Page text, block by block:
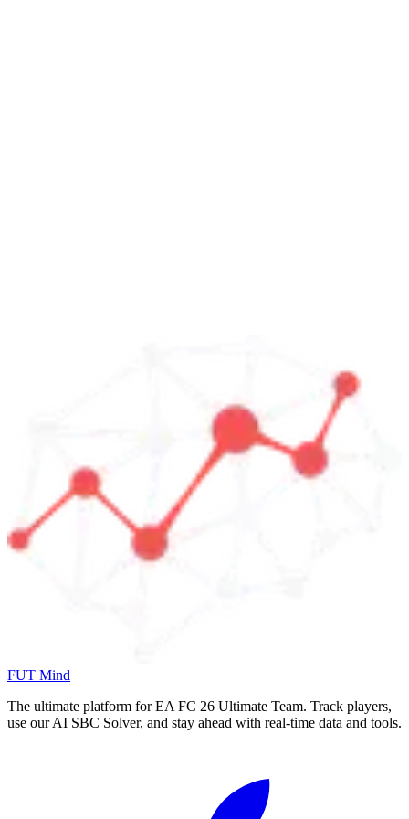
FUT Mind
The ultimate platform for EA FC 26 Ultimate Team. Track players,
use our AI SBC Solver, and stay ahead with real-time data and tools.